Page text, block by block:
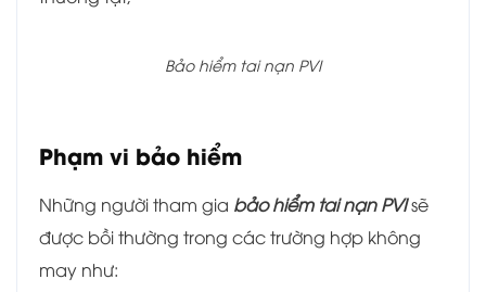
Bảo hiểm tai nạn PVI
Phạm vi bảo hiểm
Những người tham gia bảo hiểm tai nạn PVIsẽ
được bồi thường trong các trường hợp không
may như: